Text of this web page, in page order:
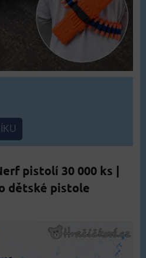
pistolí 30 000 ks |
dětské pistole